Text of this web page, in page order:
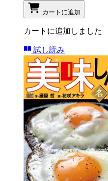
カートに追加
カートに追加しました
試し読み